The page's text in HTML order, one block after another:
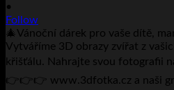
•
Follow
🎄Vánoční dárek pro vaše dítě,
Vytváříme 3D obrazy zvířat z
křišťálu. Nahrajte svou fotografii
👉👉👉 www.3dfotka.cz a naši